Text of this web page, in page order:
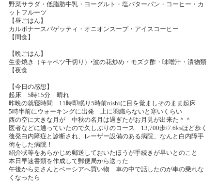
野菜サラダ・低脂肪牛乳・ヨーグルト・塩バターパン・コーヒー・カ
ットフルーツ
【昼ごはん】
カルボナースパゲッティ・オニオンスープ・アイスコーヒー
【間食】
【晩ごはん】
生姜焼き（キャベツ千切り）‣波の花炒め・モズク酢・味噌汁・漬物類
【夜食
【今日の感想】
起床 5時15分 晴れ
昨晩の就寝時間 11時即眠り5時前nishiに目を覚ましそのまま起床
5時半前にウォーキングに出発 上に羽織らないと寒いくらい
西の空に大きな月が 中秋の名月は過ぎたがお月見が出来た＾＾
医者などに通っていたので久しぶりのコース 13,700歩/7.6㎞ほど歩く
後発白内障症と診断され、レーザー設備のある病院、なんと白内障手
術をした病院！
紹介状等をあらかじめ郵送しておいたほうが手続きが早いとのこと
本日早速書類を作成して郵便局から送った
午後から史さんとベーシアへ買い物 車の中で話したのが車の乗れな
くなったら